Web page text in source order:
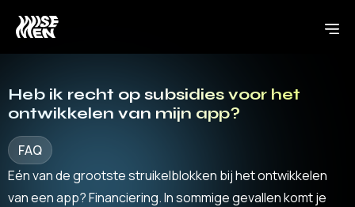
Heb ik recht op subsidies voor het
ontwikkelen van mijn app?
FAQ
Eén van de grootste struikelblokken bij het ontwikkelen
van een app? Financiering. In sommige gevallen komt je